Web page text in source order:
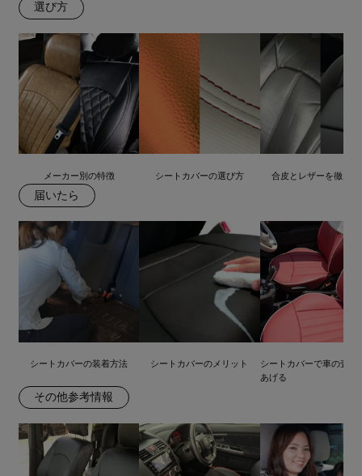
選び方
メーカー別の特徴 シートカバーの選び方 合皮とレザーを徹底比
届いたら
シートカバーの装着方法 シートカバーのメリット
シートカバーで車の査定
あげる
その他参考情報